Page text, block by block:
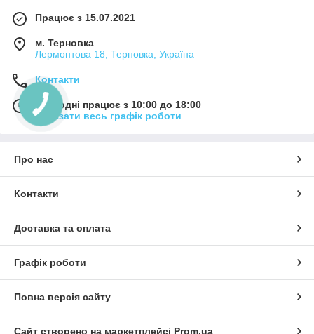
Працює з 15.07.2021
м. Терновка
Лермонтова 18, Терновка, Україна
Контакти
Сьогодні працює з 10:00 до 18:00
Показати весь графік роботи
Про нас
Контакти
Доставка та оплата
Графік роботи
Повна версія сайту
Сайт створено на маркетплейсі Prom.ua